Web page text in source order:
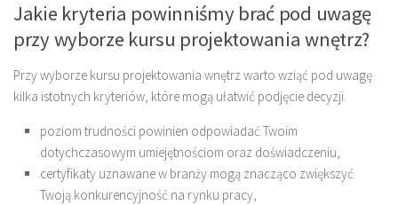
Jakie kryteria powinniśmy brać pod uwagę
przy wyborze kursu projektowania wnętrz?
Przy wyborze kursu projektowania wnętrz warto wziąć pod uwagę
kilka istotnych kryteriów, które mogą ułatwić podjęcie decyzji.
poziom trudności powinien odpowiadać Twoim
dotychczasowym umiejętnościom oraz doświadczeniu,
certyfikaty uznawane w branży mogą znacząco zwiększyć
Twoją konkurencyjność na rynku pracy,